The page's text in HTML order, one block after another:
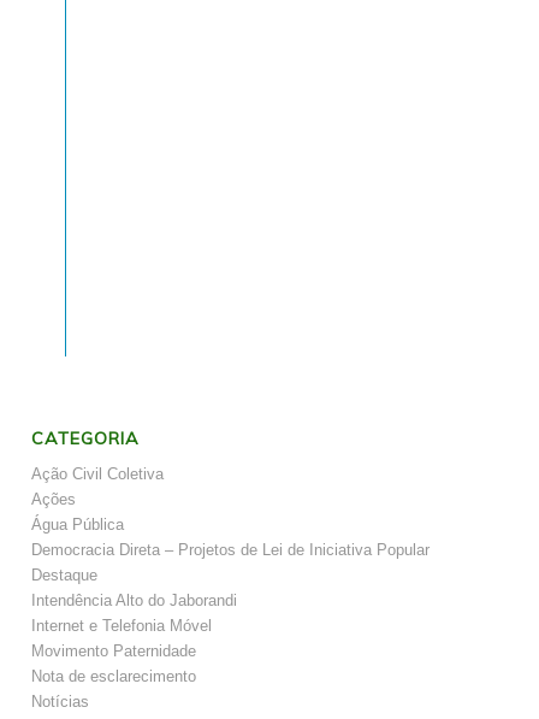
CATEGORIA
Ação Civil Coletiva
Ações
Água Pública
Democracia Direta – Projetos de Lei de Iniciativa Popular
Destaque
Intendência Alto do Jaborandi
Internet e Telefonia Móvel
Movimento Paternidade
Nota de esclarecimento
Notícias